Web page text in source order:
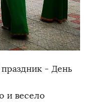
- День
и весело